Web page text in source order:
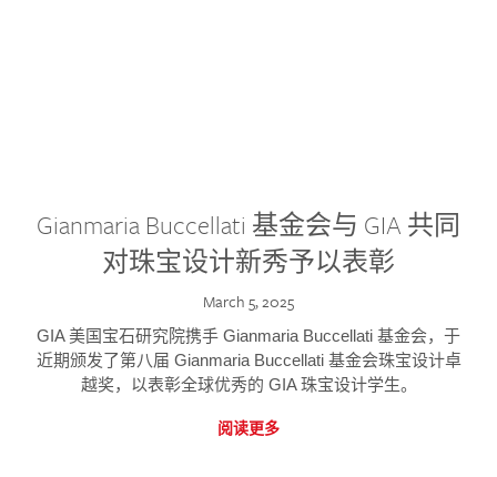
Gianmaria Buccellati 基金会与 GIA 共同
对珠宝设计新秀予以表彰
March 5, 2025
GIA 美国宝石研究院携手 Gianmaria Buccellati 基金会，于
近期颁发了第八届 Gianmaria Buccellati 基金会珠宝设计卓
越奖，以表彰全球优秀的 GIA 珠宝设计学生。
阅读更多